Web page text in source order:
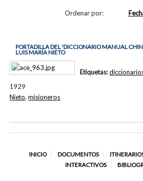
Ordenar por:
PORTADILLA DEL 'DICCIONARIO MANUAL
LUIS MARÍA NIETO
1929
Etiquetas:
Nieto,misioneros
INICIO DOCUMENTOS
INTERACTIVOS